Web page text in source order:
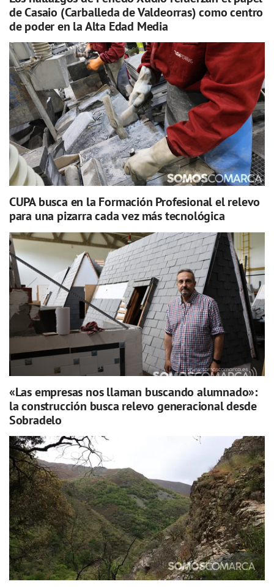
de Casaio (Carballeda de Valdeorras) como centro
de poder en la Alta Edad Media
CUPA busca en la Formación Profesional el relevo
para una pizarra cada vez más tecnológica
«Las empresas nos llaman buscando alumnado»:
la construcción busca relevo generacional desde
Sobradelo